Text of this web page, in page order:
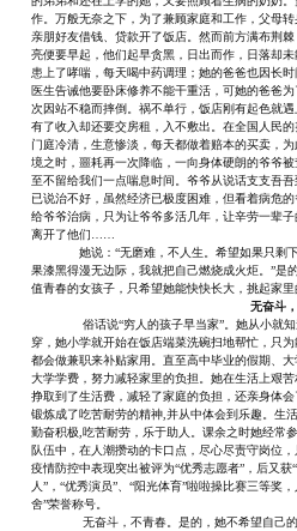
作。万般无奈之下，为了兼顾家庭和工作，父母
亲朋好友借钱、贷款开了饭店。然而前方满布荆
亮便要早起，他们起早贪黑，日出而作，日落却
患上了哮喘，每天喝中药调理；她的爸爸也因长
医生告诫他要卧床修养不能干重活，可她的爸爸
次因站不稳而摔倒。祸不单行，饭店刚有起色就
有了收入却还要交房租，入不敷出。在全国人民
门庭冷清，生意惨淡，每天都做着赔本的买卖，
境之时，噩耗再一次降临，一向身体硬朗的爷爷
至不留给我们一点喘息时间。爷爷从说话支支吾
已说治不好，虽然经济已极度困难，但看着病危
给爷爷治病，只为让爷爷多活几年，让辛劳一辈
离开了他们……
她说：“无磨难，不人生。希望如果只剩
果漆黑得漫无边际，我就把自己燃烧成火炬。”是
值青春的女孩子，只希望她能快快长大，挑起家里
无奋斗
俗话说“穷人的孩子早当家”。她从小就
穿，她小学就开始在饭店端菜洗碗扫地帮忙，只
都会做兼职来补贴家用。直至高中毕业的假期、
大学学费，努力减轻家里的负担。她在生活上艰
挣取到了生活费，减轻了家庭的负担，还亲身体
锻炼成了吃苦耐劳的精神,并从中体会到乐趣。生
勤奋积极,吃苦耐劳，乐于助人。课余之时她经常
队伍中，在人潮攒动的卡口点，尽心尽责守岗位
疫情防控中表现突出被评为“优秀志愿者”，后又
人”，“优秀演员”、“阳光体育”啦啦操比赛三等奖
舍”荣誉称号。
无奋斗，不青春。是的，她不希望自己